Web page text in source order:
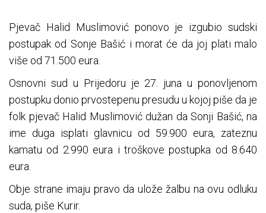
Pjevač Halid Muslimović ponovo je izgubio sudski
postupak od Sonje Bašić i morat će da joj plati malo
više od 71.500 eura.
Osnovni sud u Prijedoru je 27. juna u ponovljenom
postupku donio prvostepenu presudu u kojoj piše da je
folk pjevač Halid Muslimović dužan da Sonji Bašić, na
ime duga isplati glavnicu od 59.900 eura, zateznu
kamatu od 2.990 eura i troškove postupka od 8.640
eura.
Obje strane imaju pravo da ulože žalbu na ovu odluku
suda, piše Kurir.